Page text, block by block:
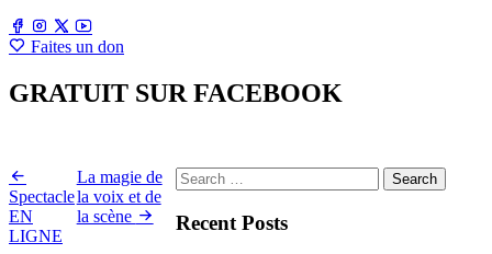
Faites un don
GRATUIT SUR FACEBOOK
Spectacle
EN
LIGNE
La magie de
la voix et de
la scène
Search
for:
Recent Posts